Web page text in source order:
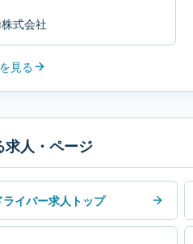
式会社
見る
求人・ページ
イバー求人トップ